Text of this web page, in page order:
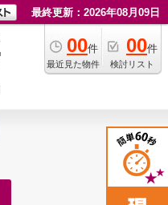
最終更新：2026年08月09日
00件
最近見た物件
00件
検討リスト